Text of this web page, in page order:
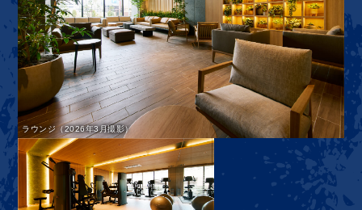
ラウンジ（2026年3月撮影）